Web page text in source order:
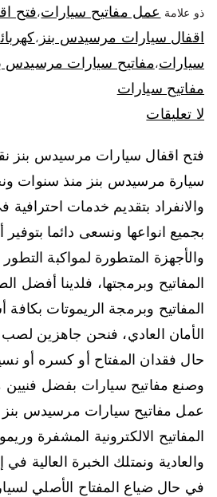
ذو علامة عمل مفاتيح سيارات،فتح
اقفال سيارات مرسيدس بنز ،
سيارات،مفاتيح سيارات مرسيدس
مفاتيح سيارات
لا تعليقات
فتح اقفال سيارات مرسيدس بنز
سيارة مرسيدس بنز منذ سنوات
والانفراد بتقديم خدمات احترافية
بجميع انواعها ونسعى دائما بتوفير
والأجهزة المتطورة لمواكبة
المفاتيح وبرمجتها، فلدينا
المفاتيح وبرمجة الريموتات بكافة
الأمان العادي، فنحن جاهزين
حال فقدان المفتاح أو كسره أو
وصنع مفاتيح سيارات بفضل
عمل مفاتيح سيارات مرسيدس بنز
المفاتيح الالكترونية المشفرة
والعادية ونمتلك الخبرة العالية في
في حال ضياع المفتاح الأصلي